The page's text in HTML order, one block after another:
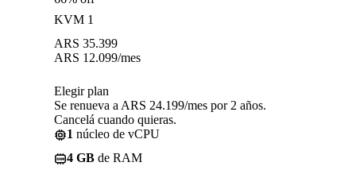
KVM 1
ARS 35.399
ARS 12.099/mes
Elegir plan
Se renueva a ARS 24.199/mes por 2 años.
Cancelá cuando quieras.
1 núcleo de vCPU
4 GB de RAM